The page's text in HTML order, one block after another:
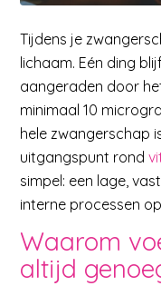
Tijdens je
lichaam. Eén ding
aangeraden door
minimaal 10
hele zwangerschap
uitgangspunt rond
simpel: een lage,
interne processen
Waarom
altijd